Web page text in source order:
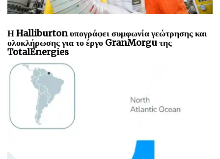
Η Halliburton υπογράφει συμφωνία γεώτρησης και
ολοκλήρωσης για το έργο GranMorgu της
TotalEnergies